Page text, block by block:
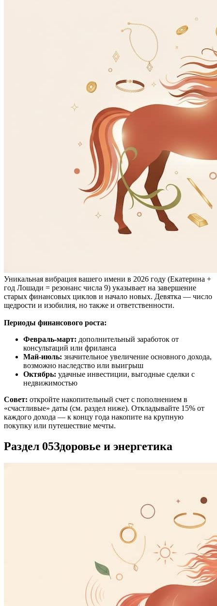
Уникальная вибрация вашего имени в 2026 году (Екатерина +
год Лошади = резонанс числа 9) указывает на завершение
старых финансовых циклов и начало новых. Девятка — число
щедрости и изобилия, но также и ответственности.
Периоды финансового роста:
Февраль-март: дополнительный заработок от
консультаций или фриланса
Май-июль: значительное увеличение основного дохода,
возможно наследство или выигрыш
Октябрь: удачные инвестиции, выгодные сделки с
недвижимостью
Совет: откройте накопительный счет с пополнением в
«счастливые» даты (см. раздел ниже). Откладывайте 15% от
каждого дохода — к концу года накопите на крупную
покупку или путешествие мечты.
Раздел 05Здоровье и энергетика